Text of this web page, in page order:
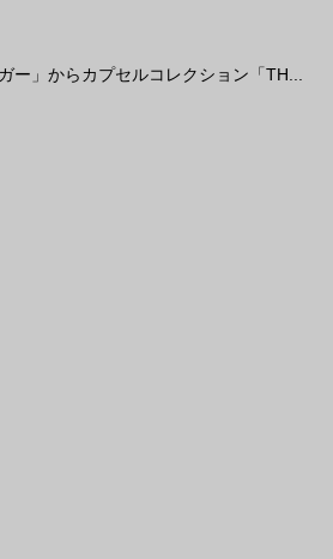
ー」からカプセルコレクション「TH...